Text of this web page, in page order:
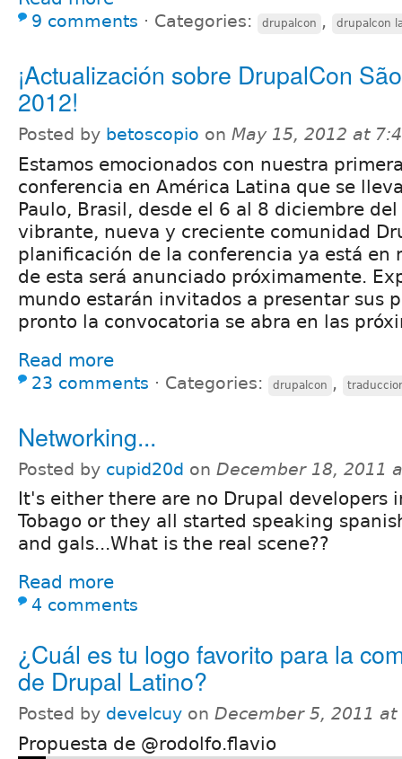
9 comments ⋅ Categories: drupalcon , drupalcon
¡Actualización sobre DrupalCon
2012!
Posted by betoscopio on May 15, 2012 at
Estamos emocionados con nuestra
conferencia en América Latina que se
Paulo, Brasil, desde el 6 al 8 diciembre
vibrante, nueva y creciente comunidad
planificación de la conferencia ya está en
de esta será anunciado próximamente.
mundo estarán invitados a presentar sus
pronto la convocatoria se abra en las
Read more
23 comments ⋅ Categories: drupalcon ,
Networking...
Posted by cupid20d on December 18, 2011
It's either there are no Drupal developers
Tobago or they all started speaking
and gals...What is the real scene??
Read more
4 comments
¿Cuál es tu logo favorito para la
de Drupal Latino?
Posted by develcuy on December 5, 2011 at
Propuesta de @rodolfo.flavio